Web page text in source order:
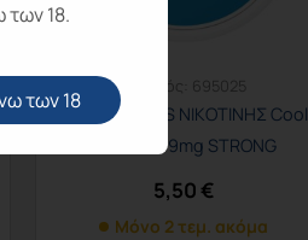
695025
ZYN POUCHES ΝΙΚΟΤΙΝΗΣ Cool
Mint Slim 9mg STRONG
5,50€
Μόνο 2 τεμ. ακόμα
των 18.
των 18